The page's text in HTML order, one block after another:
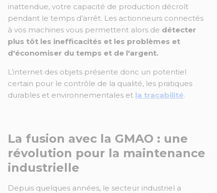
inattendue, votre capacité de production décroît
pendant le temps d’arrêt. Les actionneurs connectés
à vos machines vous permettent alors de détecter
plus tôt les inefficacités et les problèmes et
d'économiser du temps et de l'argent.
L’internet des objets présente donc un potentiel
certain pour le contrôle de la qualité, les pratiques
durables et environnementales et la traçabilité.
La fusion avec la GMAO : une
révolution pour la maintenance
industrielle
Depuis quelques années, le secteur industriel a